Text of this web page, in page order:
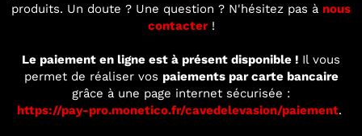
produits. Un doute ? Une question ? N'hésitez pas à nous
contacter!
Le paiement en ligne est à présent disponible ! Il vous
permet de réaliser vos paiements par carte bancaire
grâce à une page internet sécurisée :
https://pay-pro.monetico.fr/cavedelevasion/paiement.